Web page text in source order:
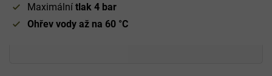
Maximální tlak 4 bar
Ohřev vody až na 60 °C